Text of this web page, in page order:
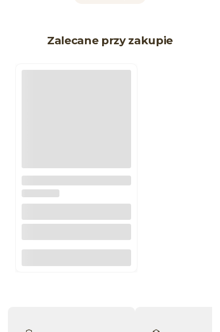
Zalecane przy zakupie